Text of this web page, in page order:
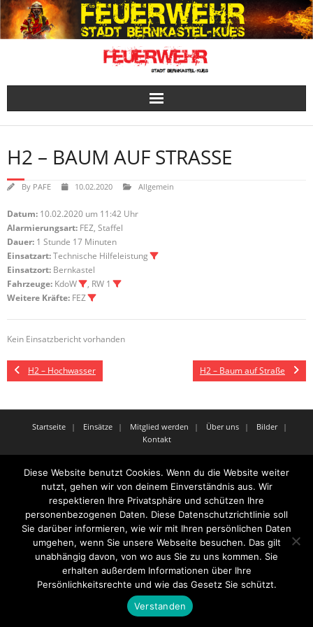
Skip
to
content
H2 – BAUM AUF STRASSE
By PAFE 10.02.2020 Allgemein
Datum: 10.02.2020 um 11:42 Uhr
Alarmierungsart: FEZ, Staffel
Dauer: 1 Stunde 17 Minuten
Einsatzart:Technische Hilfeleistung
Einsatzort: Bernkastel
Fahrzeuge: KdoW
, RW 1
Weitere Kräfte: FEZ
Kein Einsatzbericht vorhanden
H2 – Hochwasser H2 – Baum auf Straße
Startseite Einsätze Mitglied werden Über uns
Bilder
Kontakt
Theme byThink Up Themes Ltd. Powered byWordPress.
Diese Website benutzt Cookies. Wenn du die Website weiter
nutzt, gehen wir von deinem Einverständnis aus. Wir
respektieren Ihre Privatsphäre und schützen Ihre
personenbezogenen Daten. Diese Datenschutzrichtlinie soll
Sie darüber informieren, wie wir mit Ihren persönlichen Daten
umgehen, wenn Sie unsere Webseite besuchen. Das gilt
unabhängig davon, von wo aus Sie zu uns kommen. Sie
erhalten außerdem Informationen über Ihre
Persönlichkeitsrechte und wie das Gesetz Sie schützt.
Verstanden